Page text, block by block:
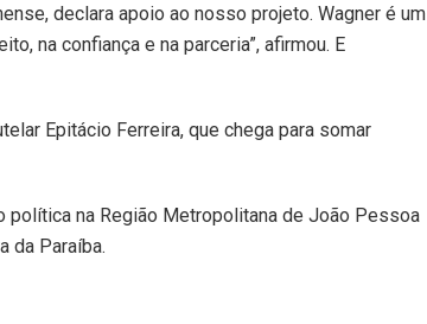
declara apoio ao nosso projeto. Wagner é um
na confiança e na parceria”, afirmou. E
Epitácio Ferreira, que chega para somar
política na Região Metropolitana de João Pessoa
da Paraíba.